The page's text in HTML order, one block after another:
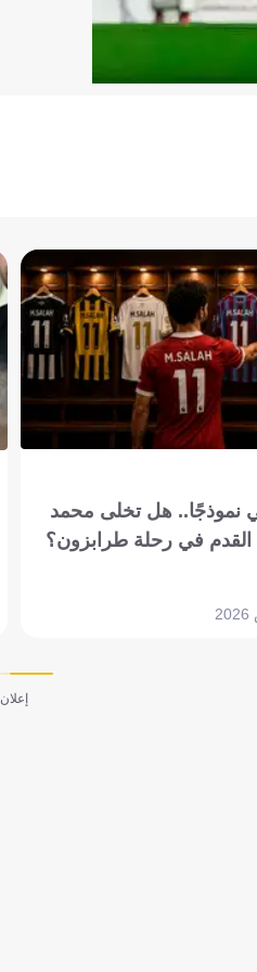
نموذجًا.. هل تخلى محمد
في رحلة طرابزون؟
إعلان